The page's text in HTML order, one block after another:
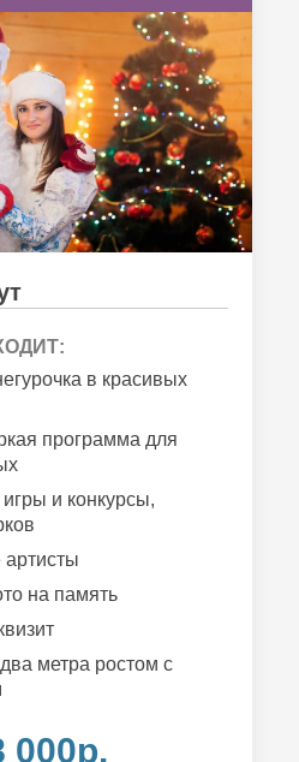
в красивых
программа для
и конкурсы,
на память
метра ростом с
000р.